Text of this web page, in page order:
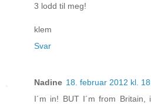
3 lodd til meg!
klem
Svar
Nadine 18. februar 2012 kl.
I´m in! BUT I´m from